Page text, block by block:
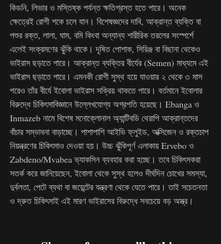
কিডনি, লিভার ও মস্তিষ্ক পর্যন্ত ক্ষতিগ্রস্ত হতে পারে। অনেক
ক্ষেত্রেই রোগী শকে চলে যান। বিশেষজ্ঞদের দাবি, আক্রান্ত ব্যক্তি বা
পশুর রক্ত, লালা, ঘাম, বমি কিংবা অন্যান্য শারীরিক তরলের সংস্পর্শে
এলেই সংক্রমণের ঝুঁকি থাকে। দূষিত পোশাক, সিরিঞ্জ বা বিছানা থেকেও
ভাইরাস ছড়াতে পারে। আক্রান্ত ব্যক্তির বীর্যের (Semen) মাধ্যমে এই
ভাইরাস ছড়াতে পারে। এমনকী রোগী সুস্থ হয়ে যাওয়ার ২ থেকে ৩ মাস
পরেও তাঁর বীর্যে ইবোলা ভাইরাস সক্রিয় থাকতে পারে। বর্তমানে ইবোলার
বিরুদ্ধে চিকিৎসাবিজ্ঞানে উল্লেখযোগ্য অগ্রগতি হয়েছে। Ebanga ও
Inmazeb নামে বিশেষ মনোক্লোনাল অ্যান্টিবডি থেরাপি আক্রান্তদের
বাঁচার সম্ভাবনা বাড়াচ্ছে। পাশাপাশি আইভি ফ্লুইড, অক্সিজেন ও রক্তচাপ
নিয়ন্ত্রণের চিকিৎসাও দেওয়া হয়। উচ্চ ঝুঁকিপূর্ণ এলাকায় Ervebo ও
Zabdeno/Mvabea ভ্যাকসিন ব্যবহার করা হচ্ছে। তবে চিকিৎসকরা
সতর্ক করে জানিয়েছেন, ইবোলা থেকে সুস্থ হলেও দীর্ঘদিন চোখের সমস্যা,
দুর্বলতা, পেটে ব্যথা বা জয়েন্টের যন্ত্রণা থেকে যেতে পারে। তাই সচেতনতা
ও দ্রুত চিকিৎসাই এই মারণ ভাইরাসের বিরুদ্ধে সবচেয়ে বড় অস্ত্র।